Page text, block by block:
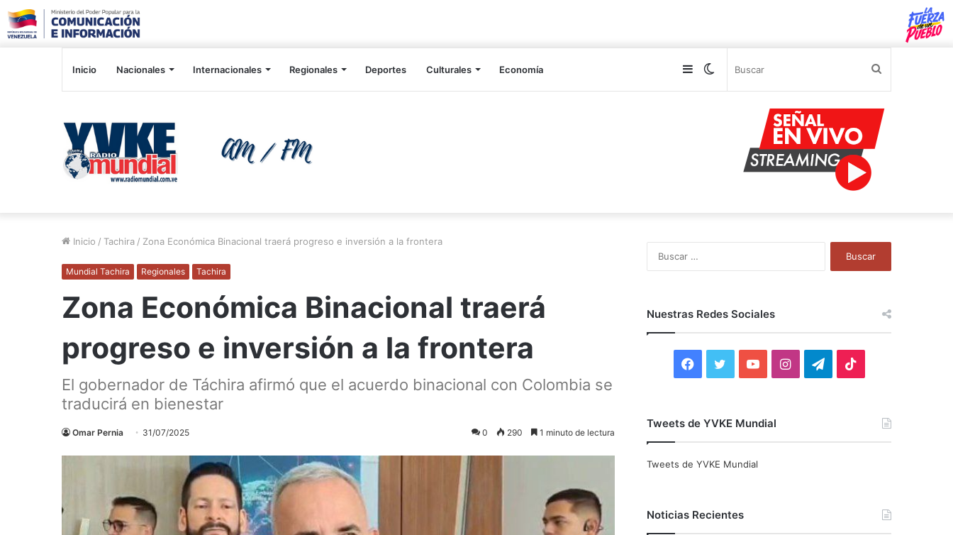
Inicio Nacionales Internacionales Regionales Deportes Culturales Economía Switch
Sidebar
Inicio / Tachira / Zona Económica Binacional traerá progreso e inversión a la frontera
Mundial Tachira Regionales Tachira
Zona Económica Binacional traerá
progreso e inversión a la frontera
El gobernador de Táchira afirmó que el acuerdo binacional con Colombia se
traducirá en bienestar
Omar Pernia 31/07/2025 0 290 1 minuto de lectura
Nuestras Redes Sociales
F
c
i
Y
u
I
T
Tweets de YVKE Mundial
Tweets de YVKE Mundial
Noticias Recientes